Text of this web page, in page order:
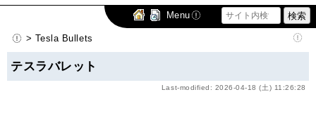
Menu
> Tesla Bullets
テスラバレット
Last-modified: 2026-04-18 (土) 11:26:28